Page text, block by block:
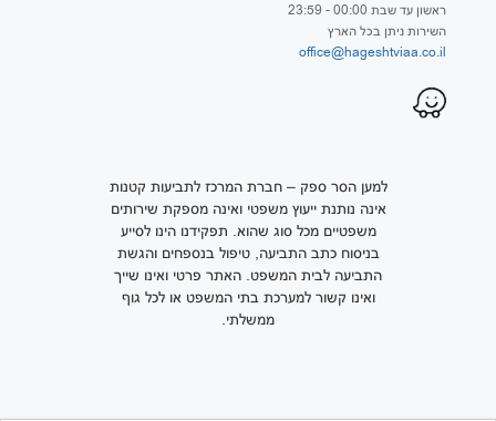
ראשון עד שבת 00:00 - 23:59
השירות ניתן בכל הארץ
office@hageshtviaa.co.il
למען הסר ספק – חברת המרכז לתביעות קטנות
אינה נותנת ייעוץ משפטי ואינה מספקת שירותים
משפטיים מכל סוג שהוא. תפקידנו הינו לסייע
בניסוח כתב התביעה, טיפול בנספחים והגשת
התביעה לבית המשפט. האתר פרטי ואינו שייך
ואינו קשור למערכת בתי המשפט או לכל גוף
ממשלתי.